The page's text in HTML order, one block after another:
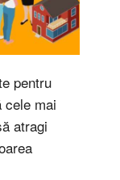
pentru
cele mai
atragi